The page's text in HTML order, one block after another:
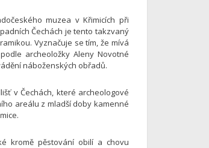
muzea v Křimicích při
Čechách je tento takzvaný
Vyznačuje se tím, že mívá
archeoložky Aleny Novotné
náboženských obřadů.
v Čechách, které archeologové
areálu z mladší doby kamenné
kromě pěstování obilí a chovu